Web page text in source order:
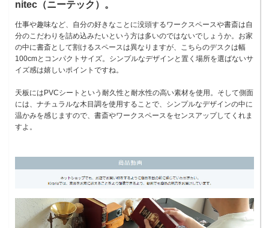
nitec（ニーテック）。
仕事や趣味など、自分の好きなことに没頭するワークスペースや書斎は自
分のこだわりを詰め込みたいという方は多いのではないでしょうか。お家
の中に書斎として割けるスペースは異なりますが、こちらのデスクは幅
100cmとコンパクトサイズ。シンプルなデザインと置く場所を選ばないサ
イズ感は嬉しいポイントですね。
天板にはPVCシートという耐久性と耐水性の高い素材を使用。そして側面
には、ナチュラルな木目調を使用することで、シンプルなデザインの中に
温かみを感じますので、書斎やワークスペースをセンスアップしてくれま
すよ。